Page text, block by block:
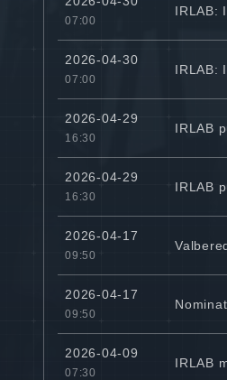
07:00
IRLAB:
2026-04-30
07:00
IRLAB:
2026-04-29
16:30
IRLAB
2026-04-29
16:30
IRLAB
2026-04-17
09:50
2026-04-17
09:50
2026-04-09
07:30
IRLAB